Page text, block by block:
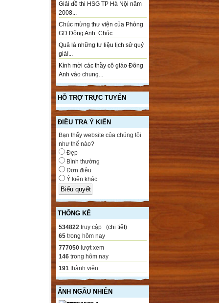
Giải đề thi HSG TP Hà Nội năm
2008...
Chúc mừng thư viện của Phòng
GD Đông Anh. Chúc...
Quả là những tư liệu lịch sử quý
giá!...
Kình mời các thầy cô giáo Đông
Anh vào chung...
HỖ TRỢ TRỰC TUYẾN
ĐIỀU TRA Ý KIẾN
Bạn thấy website của chúng tôi
như thế nào?
Đẹp
Bình thường
Đơn điệu
Ý kiến khác
THỐNG KÊ
534822 truy cập (chi tiết)
65 trong hôm nay
777050 lượt xem
146 trong hôm nay
191 thành viên
ẢNH NGẪU NHIÊN